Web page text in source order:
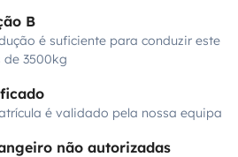
B
é suficiente para conduzir este
de 3500kg
é validado pela nossa equipa
não autorizadas